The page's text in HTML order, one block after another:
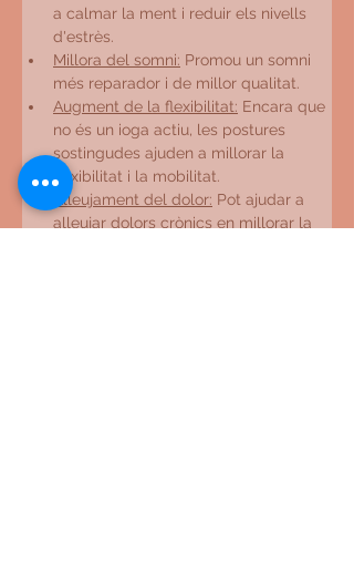
a calmar la ment i reduir els nivells
d'estrès.
Millora del somni: Promou un somni
més reparador i de millor qualitat.
Augment de la flexibilitat: Encara que
no és un ioga actiu, les postures
sostingudes ajuden a millorar la
flexibilitat i la mobilitat.
Alleujament del dolor: Pot ajudar a
alleujar dolors crònics en millorar la